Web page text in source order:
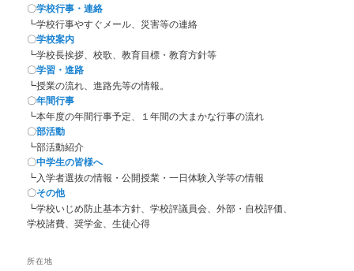
〇学校行事・連絡
┗学校行事やすぐメール、災害等の連絡
〇学校案内
┗学校長挨拶、校歌、教育目標・教育方針等
〇学習・進路
┗授業の流れ、進路先等の情報。
〇年間行事
┗本年度の年間行事予定、１年間の大まかな行事の流れ
〇部活動
┗部活動紹介
〇中学生の皆様へ
┗入学者選抜の情報・公開授業・一日体験入学等の情報
〇その他
┗学校いじめ防止基本方針、学校評議員会、外部・自校評価、
学校諸費、奨学金、生徒心得
所在地